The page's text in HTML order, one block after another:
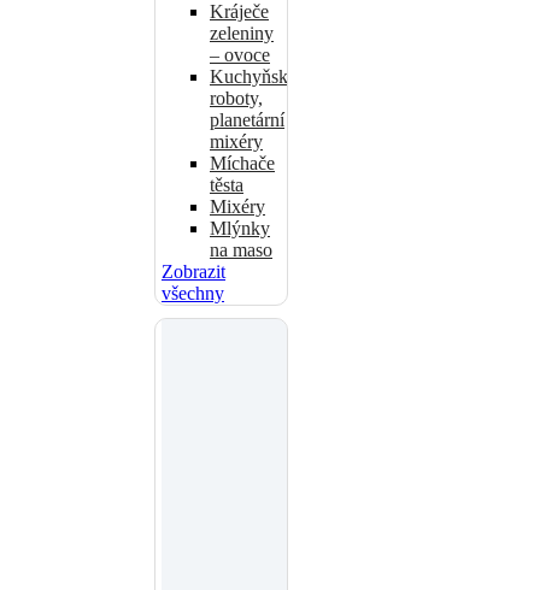
Kráječe
zeleniny
– ovoce
Kuchyňské
roboty,
planetární
mixéry
Míchače
těsta
Mixéry
Mlýnky
na maso
Zobrazit
všechny